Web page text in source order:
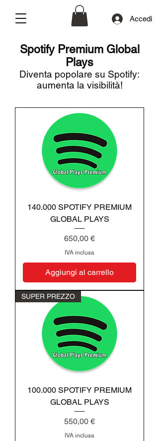
Accedi
Spotify Premium Global
Plays
Diventa popolare su Spotify:
aumenta la visibilità!
140.000 SPOTIFY PREMIUM
GLOBAL PLAYS
Prezzo
650,00 €
IVA inclusa
Aggiungi al carrello
SUPER PREZZO
100.000 SPOTIFY PREMIUM
GLOBAL PLAYS
Prezzo
550,00 €
IVA inclusa